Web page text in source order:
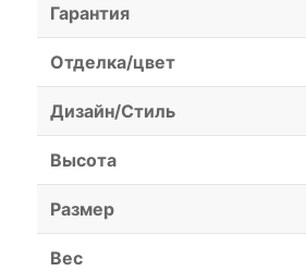
Гарантия
Отделка/цвет
Дизайн/Стиль
Высота
Размер
Вес